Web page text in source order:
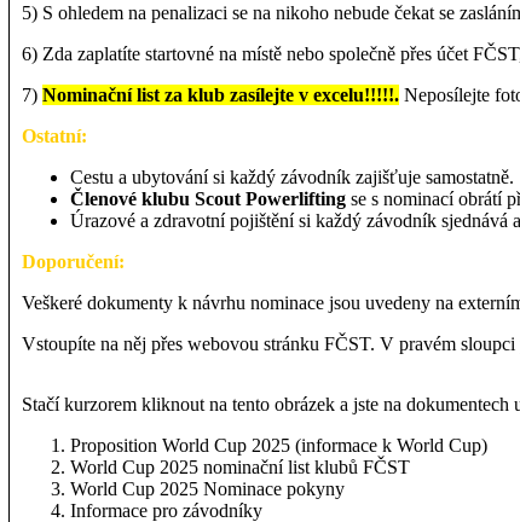
5) S ohledem na penalizaci se na nikoho nebude čekat se
6) Zda zaplatíte startovné na místě nebo společně přes účet
7) Nominační list za klub zasílejte v excelu!!!!!. Neposílejte
Ostatní:
Cestu a ubytování si každý závodník zajišťuje samostatně.
Členové klubu Scout Powerlifting se s nominací obrátí
Úrazové a zdravotní pojištění si každý závodník sjednává
Doporučení:
Veškeré dokumenty k návrhu nominace jsou uvedeny na
Vstoupíte na něj přes webovou stránku FČST. V pravém
Stačí kurzorem kliknout na tento obrázek a jste na dokumentech
Proposition World Cup 2025 (informace k World Cup)
World Cup 2025 nominační list klubů FČST
World Cup 2025 Nominace pokyny
Informace pro závodníky